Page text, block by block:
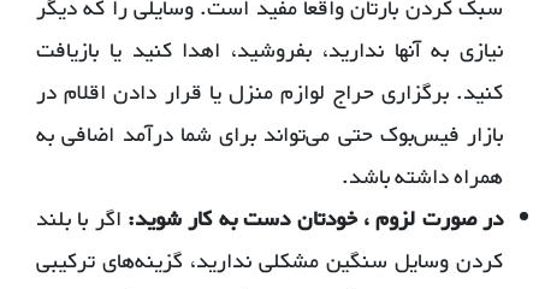
سبک کردن بارتان واقعاً مفید است. وسایلی را که دیگر
نیازی به آنها ندارید، بفروشید، اهدا کنید یا بازیافت
کنید. برگزاری حراج لوازم منزل یا قرار دادن اقلام در
بازار فیس‌بوک حتی می‌تواند برای شما درآمد اضافی به
همراه داشته باشد.
در صورت لزوم ، خودتاندست به کار شوید: اگر با بلند
کردن وسایل سنگین مشکلی ندارید، گزینه‌های ترکیبی